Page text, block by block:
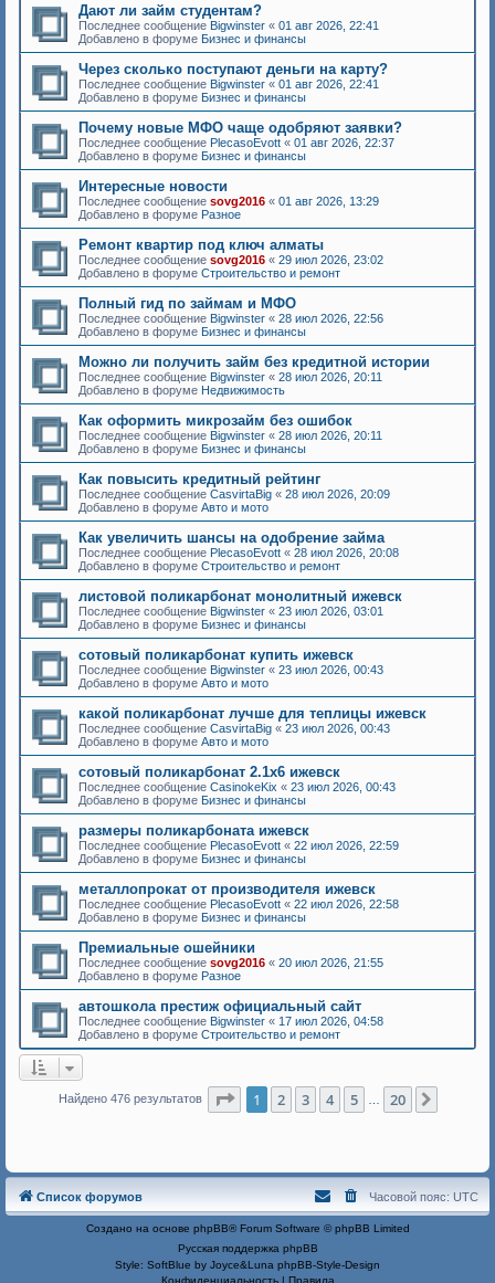
Дают ли займ студентам?
Последнее сообщение Bigwinster « 01 авг 2026, 22:41
Добавлено в форуме Бизнес и финансы
Через сколько поступают деньги на карту?
Последнее сообщение Bigwinster « 01 авг 2026, 22:41
Добавлено в форуме Бизнес и финансы
Почему новые МФО чаще одобряют заявки?
Последнее сообщение PlecasoEvott « 01 авг 2026, 22:37
Добавлено в форуме Бизнес и финансы
Интересные новости
Последнее сообщение sovg2016 « 01 авг 2026, 13:29
Добавлено в форуме Разное
Ремонт квартир под ключ алматы
Последнее сообщение sovg2016 « 29 июл 2026, 23:02
Добавлено в форуме Строительство и ремонт
Полный гид по займам и МФО
Последнее сообщение Bigwinster « 28 июл 2026, 22:56
Добавлено в форуме Бизнес и финансы
Можно ли получить займ без кредитной истории
Последнее сообщение Bigwinster « 28 июл 2026, 20:11
Добавлено в форуме Недвижимость
Как оформить микрозайм без ошибок
Последнее сообщение Bigwinster « 28 июл 2026, 20:11
Добавлено в форуме Бизнес и финансы
Как повысить кредитный рейтинг
Последнее сообщение CasvirtaBig « 28 июл 2026, 20:09
Добавлено в форуме Авто и мото
Как увеличить шансы на одобрение займа
Последнее сообщение PlecasoEvott « 28 июл 2026, 20:08
Добавлено в форуме Строительство и ремонт
листовой поликарбонат монолитный ижевск
Последнее сообщение Bigwinster « 23 июл 2026, 03:01
Добавлено в форуме Бизнес и финансы
сотовый поликарбонат купить ижевск
Последнее сообщение Bigwinster « 23 июл 2026, 00:43
Добавлено в форуме Авто и мото
какой поликарбонат лучше для теплицы ижевск
Последнее сообщение CasvirtaBig « 23 июл 2026, 00:43
Добавлено в форуме Авто и мото
сотовый поликарбонат 2.1х6 ижевск
Последнее сообщение CasinokeKix « 23 июл 2026, 00:43
Добавлено в форуме Бизнес и финансы
размеры поликарбоната ижевск
Последнее сообщение PlecasoEvott « 22 июл 2026, 22:59
Добавлено в форуме Бизнес и финансы
металлопрокат от производителя ижевск
Последнее сообщение PlecasoEvott « 22 июл 2026, 22:58
Добавлено в форуме Бизнес и финансы
Премиальные ошейники
Последнее сообщение sovg2016 « 20 июл 2026, 21:55
Добавлено в форуме Разное
автошкола престиж официальный сайт
Последнее сообщение Bigwinster « 17 июл 2026, 04:58
Добавлено в форуме Строительство и ремонт
Найдено 476 результатов Страница из 20
1 2 3 4 5 20
Список форумов Часовой пояс: UTC
Создано на основе phpBB® Forum Software © phpBB Limited
Русская поддержка phpBB
Style: SoftBlue by Joyce&Luna phpBB-Style-Design
Конфиденциальность| Правила